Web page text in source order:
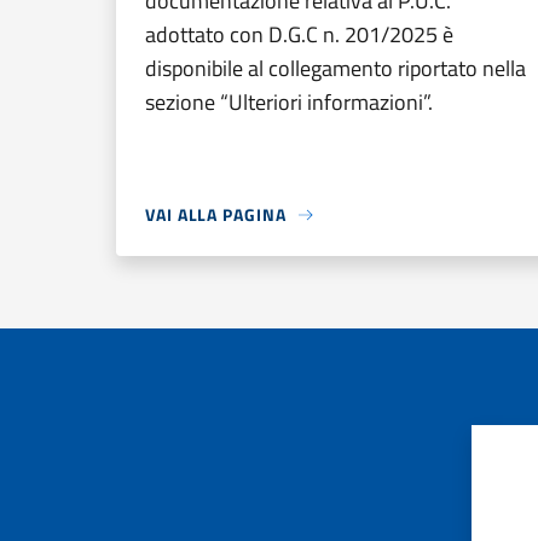
adottato con D.G.C n. 201/2025 è
disponibile al collegamento riportato nella
sezione “Ulteriori informazioni”.
VAI ALLA PAGINA